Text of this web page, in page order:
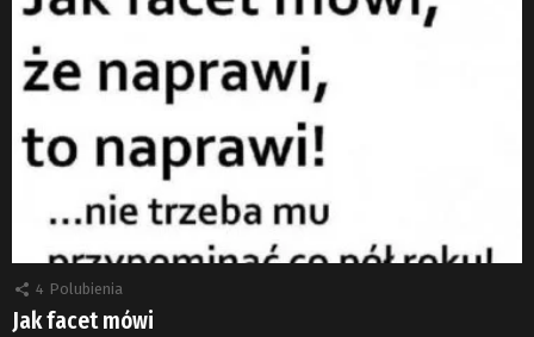
4 Polubienia
Jak facet mówi